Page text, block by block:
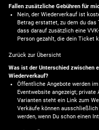
Fallen zusätzliche Gebühren für
Nein, der Wiederverkauf ist
Betrag erstattet, zu dem du
dass darauf zusätzlich eine
Person gezahlt, die dein Ticket
Zurück zur Übersicht
Was ist der Unterschied zwischen
Wiederverkauf?
Öffentliche Angebote werden
Eventwebsite angezeigt;
Varianten steht ein Link zum
Verkäufe können
werden, wenn Du schon einen